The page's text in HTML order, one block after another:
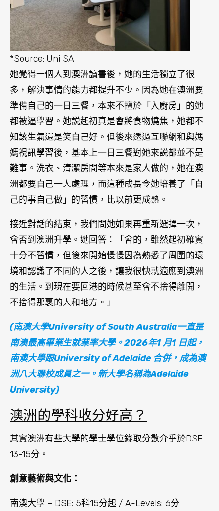
*Source: Uni SA
她覺得一個人到澳洲讀書後，她的生活獨立了很
多，解決事情的能力都提升不少。因為她在澳洲要
準備自己的一日三餐，本來不擅於「入廚房」的她
都被逼學習。她説起初真是會將食物燒焦，她都不
知該生氣還是笑自己好。但後來透過互聯網和與媽
媽視訊學習後，基本上一日三餐對她來説都並不是
難事。洗衣、清潔房間等本來是家人做的，她在澳
洲都要自己一人處理，而這種成長令她培養了「自
己的事自己做」的習慣，比以前更成熟。
接近對話的結束，我們問她如果再重新選擇一次，
會否到澳洲升學。她回答：「會的，雖然起初確實
十分不習慣，但後來開始慢慢因為熟悉了周圍的環
境和認識了不同的人之後，讓我很快就適應到澳洲
的生活。到現在要回港的時候甚至會不捨得離開，
不捨得那裹的人和地方。」
(南澳大學University of South Australia一直是
南澳最高畢業生就業率大學。2026年1 月1 日起，
南澳大學跟University of Adelaide 合併，成為澳
洲八大聯校成員之一。新大學名稱為Adelaide
University)
澳洲的學科收分好高？
其實澳洲有些大學的學士學位錄取分數介乎於DSE
13-15分。
創意藝術與文化：
南澳大學 – DSE: 5科15分起 / A-Levels: 6分